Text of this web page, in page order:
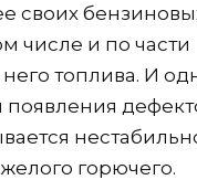
своих
числе и по части
топлива. И
появления
горючего.